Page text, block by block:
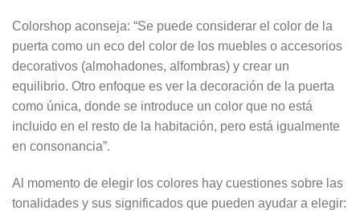
Colorshop aconseja: “Se puede considerar el color de la
puerta como un eco del color de los muebles o accesorios
decorativos (almohadones, alfombras) y crear un
equilibrio. Otro enfoque es ver la decoración de la puerta
como única, donde se introduce un color que no está
incluido en el resto de la habitación, pero está igualmente
en consonancia”.
Al momento de elegir los colores hay cuestiones sobre las
tonalidades y sus significados que pueden ayudar a elegir: